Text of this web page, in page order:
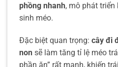
phồng nhanh, mô phát
sinh méo.
Đặc biệt quan trọng: cây đi
non sẽ làm tăng tỉ lệ méo
phần ăn” rất mạnh, khiến